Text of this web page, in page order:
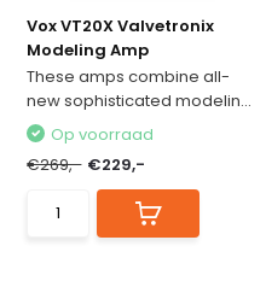
Vox VT20X Valvetronix
Modeling Amp
These amps combine all-
new sophisticated modelin...
Op voorraad
€269,- €229,-